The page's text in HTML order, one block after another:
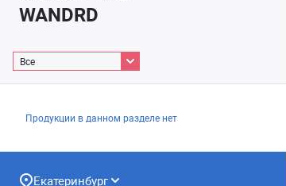
WANDRD
Все
Продукции в данном разделе нет
Екатеринбург